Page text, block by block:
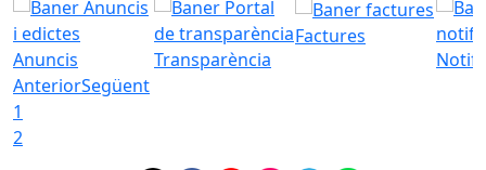
Anuncis Transparència
Factures
AnteriorSegüent
1
2